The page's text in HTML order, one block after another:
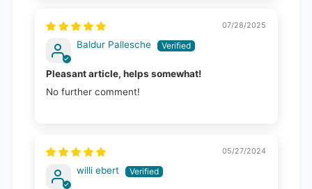
07/28/2025
Baldur Pallesche
Pleasant article, helps somewhat!
No further comment!
05/27/2024
willi ebert